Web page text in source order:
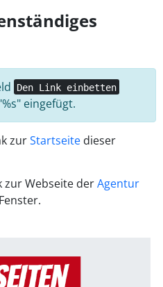
Den Link einbetten
eingefügt.
zurStartseite dieser
zur Webseite derAgentur